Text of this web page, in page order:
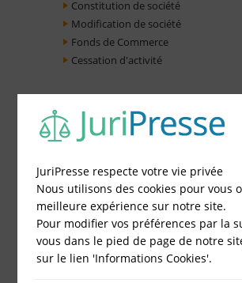
Constitution de société
Modification de société
Fonds de Commerce
Cessation d'activité
JuriPresse respecte votre vie privée
Nous utilisons des cookies pour vous
meilleure expérience sur notre site.
Pour modifier vos préférences par la
vous dans le pied de page de notre
sur le lien 'Informations Cookies'.